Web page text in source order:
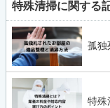
特殊清掃に関する
孤独
特殊